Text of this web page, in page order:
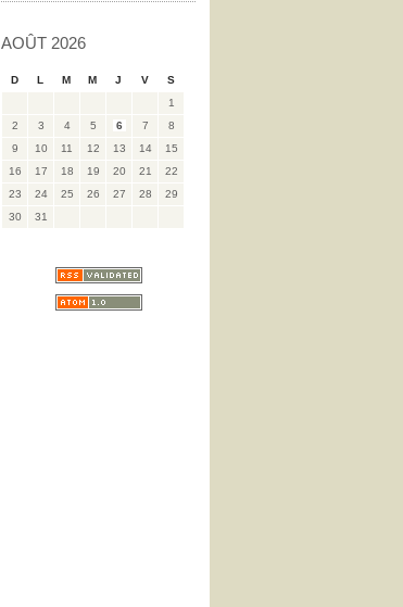
AOÛT 2026
D L M M J V
S
1
2
3 4 5 6 7
8
9
10 11 12 13 14
15
16
17 18 19 20 21
22
23
24 25 26 27 28
29
30
31